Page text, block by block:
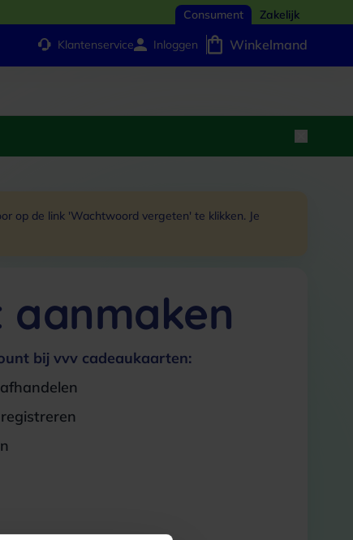
Consument Zakelijk
Klantenservice Inloggen Winkelmand
op de link 'Wachtwoord vergeten' te klikken. Je
aanmaken
bij vvv cadeaukaarten: